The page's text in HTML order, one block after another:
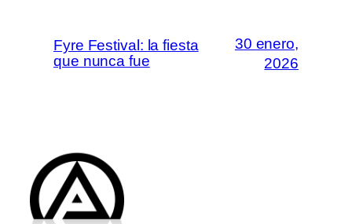
Fyre Festival: la fiesta
que nunca fue
30 enero,
2026